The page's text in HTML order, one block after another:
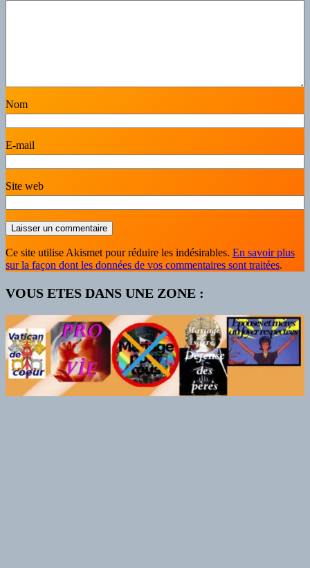
Nom
E-mail
Site web
Ce site utilise Akismet pour réduire les indésirables. En savoir plus
sur la façon dont les données de vos commentaires sont traitées.
VOUS ETES DANS UNE ZONE :